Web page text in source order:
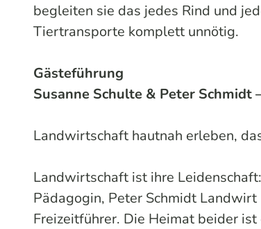
begleiten sie das jedes Rind und
Tiertransporte komplett unnötig.
Gästeführung
Susanne Schulte & Peter Schmidt
Landwirtschaft hautnah erleben,
Landwirtschaft ist ihre
Pädagogin, Peter Schmidt
Freizeitführer. Die Heimat beider